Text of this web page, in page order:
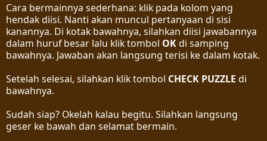
Cara bermainnya sederhana: klik pada kolom yang
hendak diisi. Nanti akan muncul pertanyaan di sisi
kanannya. Di kotak bawahnya, silahkan diisi jawabannya
dalam huruf besar lalu klik tombol OKdi samping
bawahnya. Jawaban akan langsung terisi ke dalam kotak.
Setelah selesai, silahkan klik tombol CHECK PUZZLE di
bawahnya.
Sudah siap? Okelah kalau begitu. Silahkan langsung
geser ke bawah dan selamat bermain.